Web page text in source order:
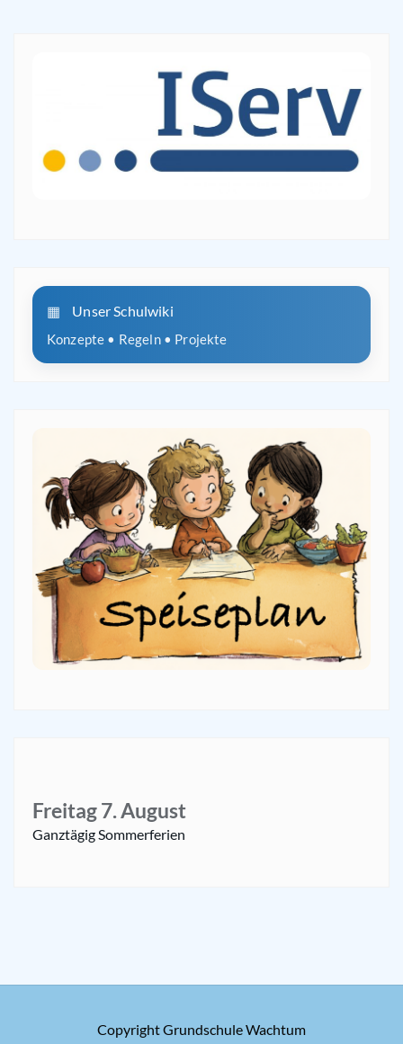
Unser Schulwiki
Konzepte • Regeln • Projekte
Freitag7.August
Ganztägig Sommerferien
Copyright Grundschule Wachtum